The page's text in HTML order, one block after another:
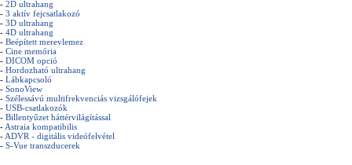
- 2D ultrahang
- 3 aktív fejcsatlakozó
- 3D ultrahang
- 4D ultrahang
- Beépített merevlemez
- Cine memória
- DICOM opció
- Hordozható ultrahang
- Lábkapcsoló
- SonoView
- Szélessávú multifrekvenciás vizsgálófejek
- USB-csatlakozók
- Billentyűzet háttérvilágítással
- Astraia kompatibilis
- ADVR - digitális videófelvétel
- S-Vue transzducerek